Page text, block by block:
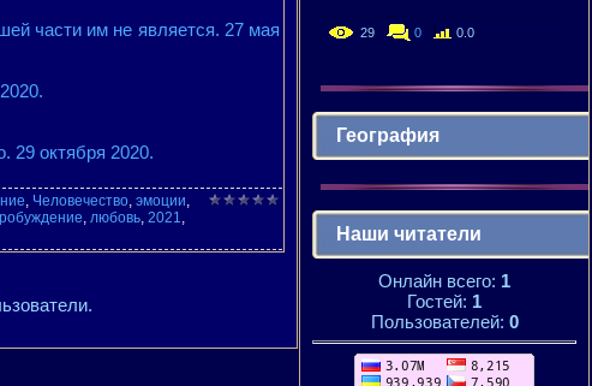
части им не является. 27 мая
29 октября 2020.
, Человечество, эмоции,
, любовь, 2021,
29 0 0.0
География
Наши читатели
Онлайн всего: 1
Гостей: 1
Пользователей: 0